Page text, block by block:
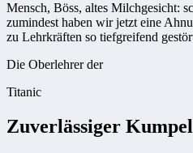
Mensch, Böss, altes Milchgesicht:
zumindest haben wir jetzt eine
zu Lehrkräften so tiefgreifend
Die Oberlehrer der
Titanic
Zuverlässiger